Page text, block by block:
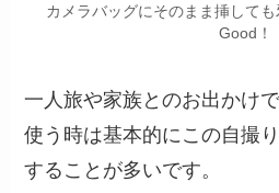
カメラバッグにそのまま挿して
Good！
一人旅や家族とのお出かけ
使う時は基本的にこの自撮
することが多いです。